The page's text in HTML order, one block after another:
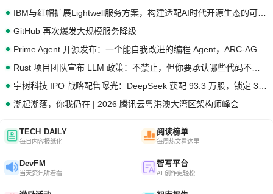
GitHub 再次爆发大规模服务降级
潮起潮落，你我仍在 | 2026 腾讯云粤港澳大湾区架构师峰会
TECH DAILY
每日内容报纸化
阅读榜单
每周热文看这里
DevFM
当天资讯听着看
智写平台
AI 创作更轻松